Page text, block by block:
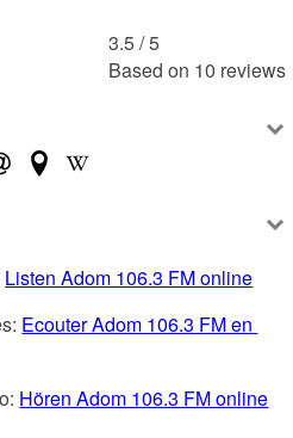
3.5 /5
Based on 10 reviews
Listen Adom 106.3 FM online
Ecouter Adom 106.3 FM en
Hören Adom 106.3 FM online